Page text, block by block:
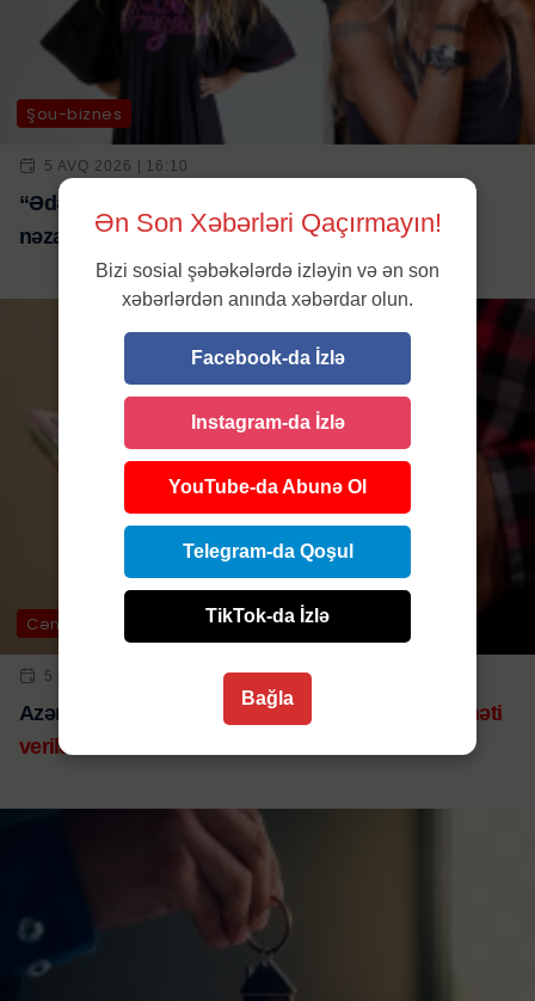
Şou-biznes
5 AVQ 2026 | 16:10
“Ədəbsizlik” ittihamı: Məşhur fotoqraf məhkəmə
nəzarəti iləazad edildi
Cəmiyyət
5 AVQ 2026 | 16:00
Azərbaycanda 11 mindən çox şəxsə
dəfn müavinəti
verildi
Ən Son Xəbərləri Qaçırmayın!
Bizi sosial şəbəkələrdə izləyin və ən son
xəbərlərdən anında xəbərdar olun.
Facebook-da İzlə
Instagram-da İzlə
YouTube-da Abunə Ol
Telegram-da Qoşul
TikTok-da İzlə
Bağla